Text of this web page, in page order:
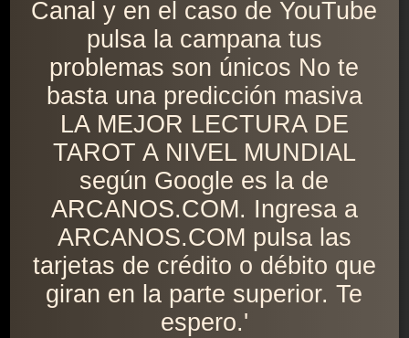
Canal y en el caso de YouTube
pulsa la campana tus
problemas son únicos No te
basta una predicción masiva
LA MEJOR LECTURA DE
TAROT A NIVEL MUNDIAL
según Google es la de
ARCANOS.COM. Ingresa a
ARCANOS.COM pulsa las
tarjetas de crédito o débito que
giran en la parte superior. Te
espero.'